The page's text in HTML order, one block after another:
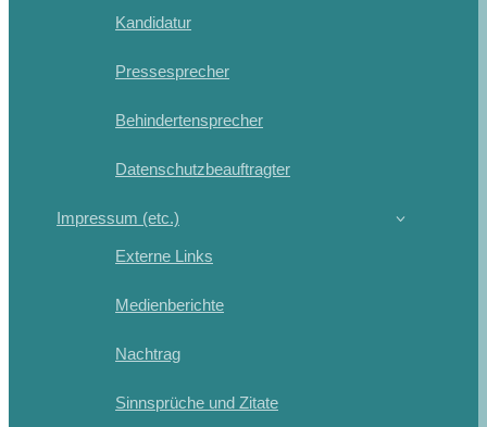
Kandidatur
Pressesprecher
Behindertensprecher
Datenschutzbeauftragter
Impressum (etc.)
Externe Links
Medienberichte
Nachtrag
Sinnsprüche und Zitate